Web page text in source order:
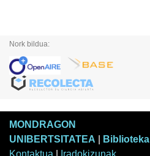
Nork bildua:
MONDRAGON
UNIBERTSITATEA
Biblioteka